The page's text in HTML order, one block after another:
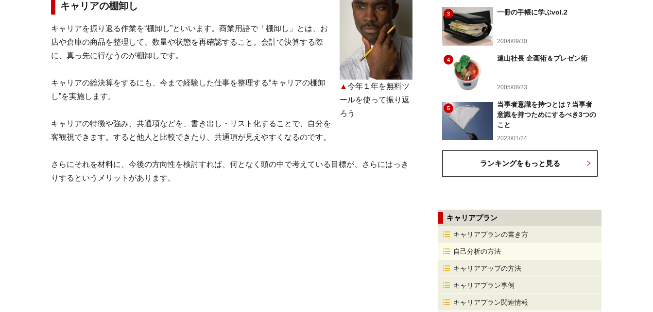
▲ 今年１年を無料ツ
ールを使って振り返
ろう
キャリアの棚卸し
キャリアを振り返る作業を“棚卸し”といいます。商業用語で「棚卸し」とは、お
店や倉庫の商品を整理して、数量や状態を再確認すること。会計で決算する際
に、真っ先に行なうのが棚卸しです。
キャリアの総決算をするにも、今まで経験した仕事を整理する“キャリアの棚卸
し”を実施します。
キャリアの特徴や強み、共通項などを、書き出し・リスト化することで、自分を
客観視できます。すると他人と比較できたり、共通項が見えやすくなるのです。
さらにそれを材料に、今後の方向性を検討すれば、何となく頭の中で考えている目標が、さらにはっき
りするというメリットがあります。
3 一冊の手帳に学ぶvol.2
2004/09/30
4 遠山社長 企画術＆プレゼン術
2005/08/23
5
当事者意識を持つとは？当事者
意識を持つためにするべき3つの
こと
2023/01/24
ランキングをもっと見る
キャリアプラン
キャリアプランの書き方
自己分析の方法
キャリアアップの方法
キャリアプラン事例
キャリアプラン関連情報